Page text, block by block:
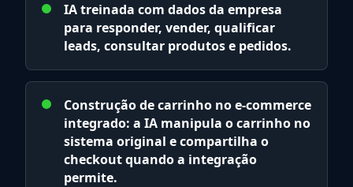
IA treinada com dados da empresa
para responder, vender, qualificar
leads, consultar produtos e pedidos.
Construção de carrinho no e-commerce
integrado: a IA manipula o carrinho no
sistema original e compartilha o
checkout quando a integração
permite.